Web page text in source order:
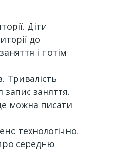
Діти
до
і потім
Тривалість
запис заняття.
можна писати
технологічно.
середню